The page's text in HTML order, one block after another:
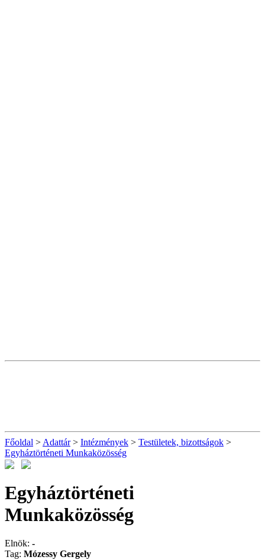
Főoldal > Adattár> Intézmények > Testületek, bizottságok >
Egyháztörténeti Munkaközösség
Egyháztörténeti
Munkaközösség
Elnök: -
Tag: Mózessy Gergely